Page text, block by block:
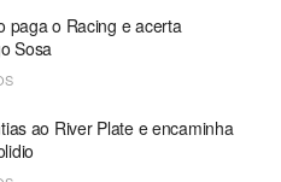
paga o Racing e acerta
Sosa
ao River Plate e encaminha